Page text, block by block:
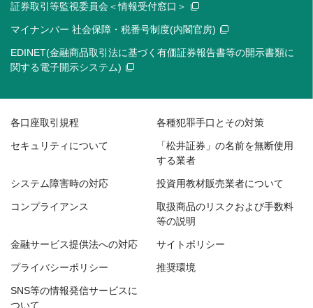
証券取引等監視委員会＜情報受付窓口＞
マイナンバー 社会保障・税番号制度(内閣官房)
EDINET(金融商品取引法に基づく有価証券報告書等の開示書類に
関する電子開示システム)
各口座取引規程 各種犯罪手口とその対策
セキュリティについて
「松井証券」の名前を無断使用
する業者
システム障害時の対応 投資用教材販売業者について
コンプライアンス
取扱商品のリスクおよび手数料
等の説明
金融サービス提供法への対応 サイトポリシー
プライバシーポリシー 推奨環境
SNS等の情報発信サービスに
ついて